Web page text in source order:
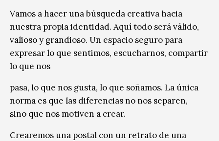
Vamos a hacer una búsqueda creativa hacia
nuestra propia identidad. Aquí todo será válido,
valioso y grandioso. Un espacio seguro para
expresar lo que sentimos, escucharnos, compartir
lo que nos
pasa, lo que nos gusta, lo que soñamos. La única
norma es que las diferencias no nos separen,
sino que nos motiven a crear.
Crearemos una postal con un retrato de una